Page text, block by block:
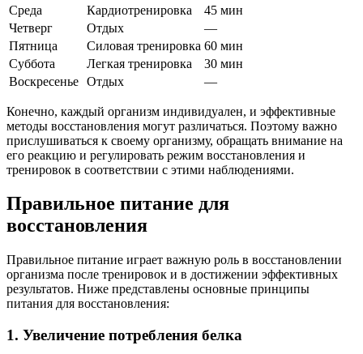
Среда
Кардиотренировка
45 мин
Четверг
Отдых
—
Пятница
Силовая тренировка 60 мин
Суббота
Легкая тренировка
30 мин
Воскресенье Отдых —
Конечно, каждый организм индивидуален, и эффективные
методы восстановления могут различаться. Поэтому важно
прислушиваться к своему организму, обращать внимание на
его реакцию и регулировать режим восстановления и
тренировок в соответствии с этими наблюдениями.
Правильное питание для
восстановления
Правильное питание играет важную роль в восстановлении
организма после тренировок и в достижении эффективных
результатов. Ниже представлены основные принципы
питания для восстановления:
1. Увеличение потребления белка